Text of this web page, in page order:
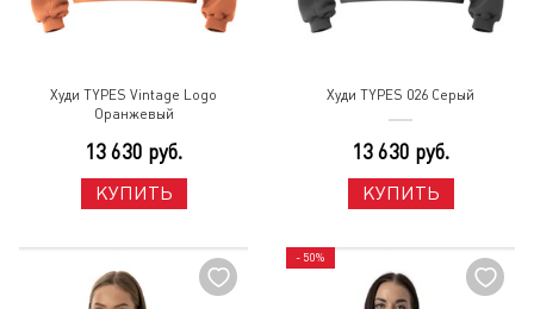
Худи TYPES Vintage Logo
Оранжевый
13 630 руб.
КУПИТЬ
Худи TYPES 026 Серый
13 630 руб.
КУПИТЬ
- 50%